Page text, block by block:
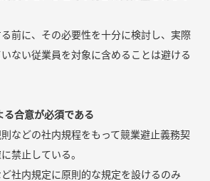
前に、その必要性を十分に検討し、実際
ない従業員を対象に含めることは避ける
る合意が必須である
則などの社内規程をもって競業避止義務契
禁止している。
社内規定に原則的な規定を設けるのみ